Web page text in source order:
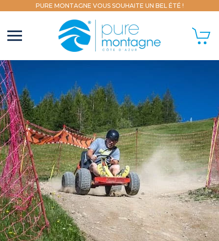
PURE MONTAGNE VOUS SOUHAITE UN BEL ÉTÉ !